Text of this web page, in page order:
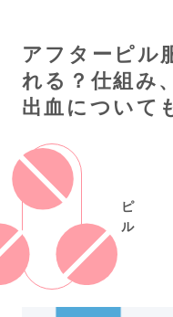
アフターピル
れる？仕組み
出血について
ピ
ル